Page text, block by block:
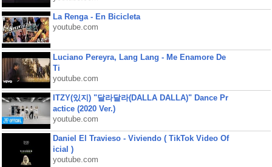
La Renga - En Bicicleta
youtube.com
Luciano Pereyra, Lang Lang - Me Enamore De
Ti
youtube.com
ITZY(있지) "달라달라(DALLA DALLA)" Dance Pr
actice (2020 Ver.)
youtube.com
Daniel El Travieso - Viviendo ( TikTok Video Of
icial )
youtube.com